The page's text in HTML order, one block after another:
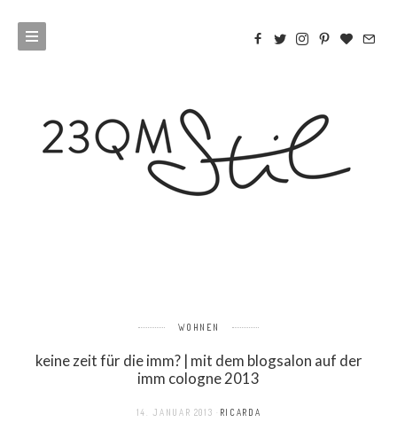
WOHNEN
keine zeit für die imm? | mit dem blogsalon auf der
imm cologne 2013
14. JANUAR 2013 RICARDA